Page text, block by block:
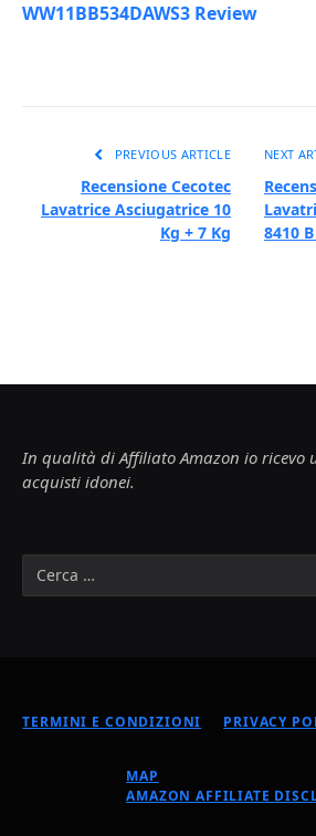
WW11BB534DAWS3 Review
PREVIOUS ARTICLE
Recensione Cecotec
Lavatrice Asciugatrice 10
Kg + 7 Kg
NEXT
8410
In qualità di Affiliato Amazon io ricevo
acquisti idonei.
TERMINI E CONDIZIONI PRIVACY
MAP
AMAZON AFFILIATE